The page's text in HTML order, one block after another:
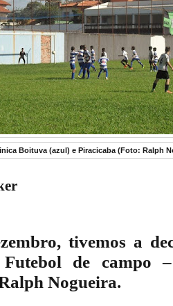
Boituva (azul) e Piracicaba (Foto: Ralph
tivemos a
de campo
Nogueira.